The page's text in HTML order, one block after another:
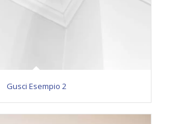
Gusci Esempio 2